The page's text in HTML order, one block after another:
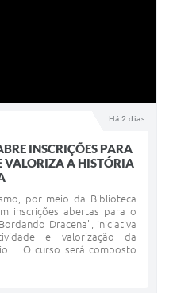
Há 2 dias
INSCRIÇÕES PARA
VALORIZA A HISTÓRIA
por meio da Biblioteca
inscrições abertas para o
Dracena", iniciativa
e valorização da
O curso será composto